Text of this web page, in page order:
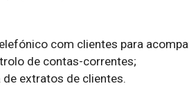
com clientes para
de contas-correntes;
extratos de clientes.